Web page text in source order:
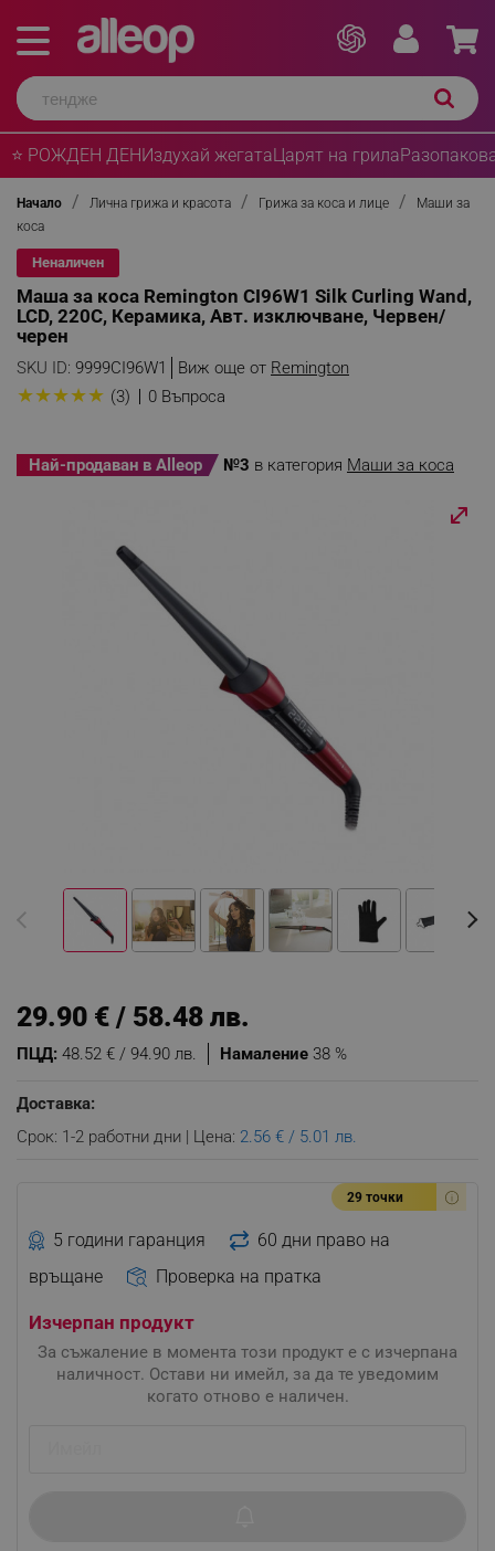
⭐ РОЖДЕН ДЕНИздухай жегатаЦарят на грила
Начало Лична грижа и красота Грижа за коса и лице
Маши за
коса
Неналичен
Маша за коса Remington CI96W1 Silk Curling Wand,
LCD, 220C, Керамика, Авт. изключване, Червен/
черен
SKU ID: 9999CI96W1 Виж още от Remington
★★★★★ (3) 0 Въпроса
Най-продаван в Alleop №3 в категория Маши за коса
Намаление 38 %
ПЦД: 48.52 € / 94.90 лв.
29.90 € / 58.48 лв.
Доставка:
Срок: 1-2 работни дни | Цена: 2.56 € / 5.01 лв.
29 точки
5 години гаранция
60 дни право на
връщане
Проверка на пратка
Изчерпан продукт
За съжаление в момента този продукт е с изчерпана
наличност. Остави ни имейл, за да те уведомим
когато отново е наличен.